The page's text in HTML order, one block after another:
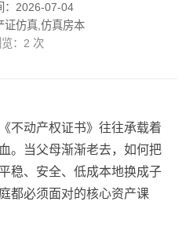
：2026-07-04
证仿真,仿真房本
： 2 次
不动产权证书》往往承载着
。当父母渐渐老去，如何把
稳、安全、低成本地换成子
都必须面对的核心资产课